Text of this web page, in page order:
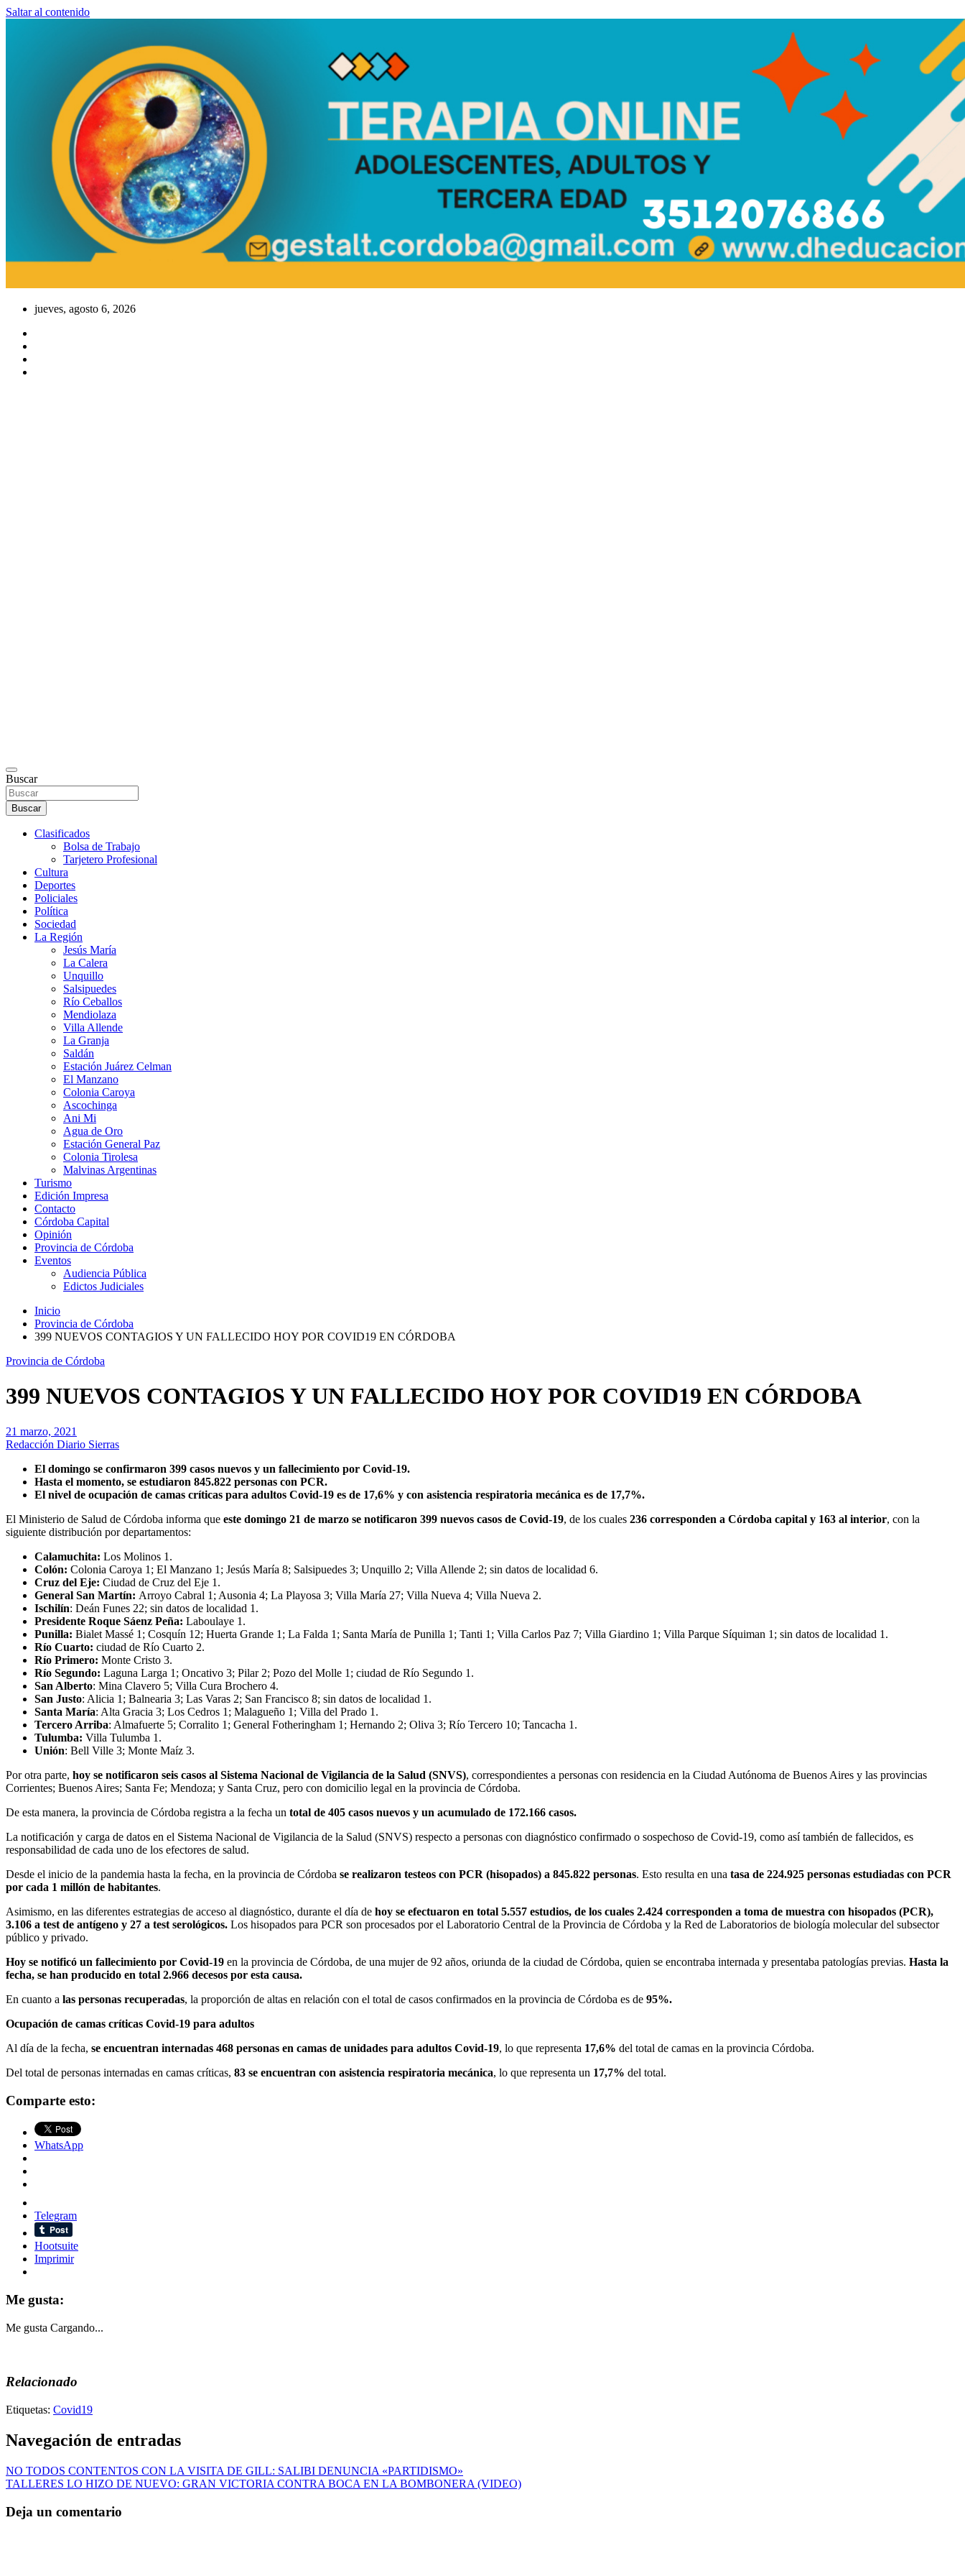
Saltar al contenido
jueves, agosto 6, 2026
Buscar
Buscar
Clasificados
Bolsa de Trabajo
Tarjetero Profesional
Cultura
Deportes
Policiales
Política
Sociedad
La Región
Jesús María
La Calera
Unquillo
Salsipuedes
Río Ceballos
Mendiolaza
Villa Allende
La Granja
Saldán
Estación Juárez Celman
El Manzano
Colonia Caroya
Ascochinga
Ani Mi
Agua de Oro
Estación General Paz
Colonia Tirolesa
Malvinas Argentinas
Turismo
Edición Impresa
Contacto
Córdoba Capital
Opinión
Provincia de Córdoba
Eventos
Audiencia Pública
Edictos Judiciales
Inicio
Provincia de Córdoba
399 NUEVOS CONTAGIOS Y UN FALLECIDO HOY POR COVID19 EN CÓRDOBA
Provincia de Córdoba
399 NUEVOS CONTAGIOS Y UN FALLECIDO HOY POR COVID19 EN CÓRDOBA
21 marzo, 2021
Redacción Diario Sierras
El domingo se confirmaron 399 casos nuevos y un fallecimiento por Covid-19.
Hasta el momento, se estudiaron 845.822 personas con PCR.
El nivel de ocupación de camas críticas para adultos Covid-19 es de 17,6% y con asistencia respiratoria mecánica es de 17,7%.
El Ministerio de Salud de Córdoba informa que este domingo 21 de marzo se notificaron 399 nuevos casos de Covid-19, de los cuales 236 corresponden a Córdoba capital y 163 al interior, con la
siguiente distribución por departamentos:
Calamuchita: Los Molinos 1.
Colón: Colonia Caroya 1; El Manzano 1; Jesús María 8; Salsipuedes 3; Unquillo 2; Villa Allende 2; sin datos de localidad 6.
Cruz del Eje: Ciudad de Cruz del Eje 1.
General San Martín: Arroyo Cabral 1; Ausonia 4; La Playosa 3; Villa María 27; Villa Nueva 4; Villa Nueva 2.
Ischilín: Deán Funes 22; sin datos de localidad 1.
Presidente Roque Sáenz Peña: Laboulaye 1.
Punilla: Bialet Massé 1; Cosquín 12; Huerta Grande 1; La Falda 1; Santa María de Punilla 1; Tanti 1; Villa Carlos Paz 7; Villa Giardino 1; Villa Parque Síquiman 1; sin datos de localidad 1.
Río Cuarto: ciudad de Río Cuarto 2.
Río Primero: Monte Cristo 3.
Río Segundo: Laguna Larga 1; Oncativo 3; Pilar 2; Pozo del Molle 1; ciudad de Río Segundo 1.
San Alberto: Mina Clavero 5; Villa Cura Brochero 4.
San Justo: Alicia 1; Balnearia 3; Las Varas 2; San Francisco 8; sin datos de localidad 1.
Santa María: Alta Gracia 3; Los Cedros 1; Malagueño 1; Villa del Prado 1.
Tercero Arriba: Almafuerte 5; Corralito 1; General Fotheringham 1; Hernando 2; Oliva 3; Río Tercero 10; Tancacha 1.
Tulumba: Villa Tulumba 1.
Unión: Bell Ville 3; Monte Maíz 3.
Por otra parte, hoy se notificaron seis casos al Sistema Nacional de Vigilancia de la Salud (SNVS), correspondientes a personas con residencia en la Ciudad Autónoma de Buenos Aires y las provincias
Corrientes; Buenos Aires; Santa Fe; Mendoza; y Santa Cruz, pero con domicilio legal en la provincia de Córdoba.
De esta manera, la provincia de Córdoba registra a la fecha un total de 405 casos nuevos y un acumulado de 172.166 casos.
La notificación y carga de datos en el Sistema Nacional de Vigilancia de la Salud (SNVS) respecto a personas con diagnóstico confirmado o sospechoso de Covid-19, como así también de fallecidos, es
responsabilidad de cada uno de los efectores de salud.
Desde el inicio de la pandemia hasta la fecha, en la provincia de Córdoba se realizaron testeos con PCR (hisopados) a 845.822 personas. Esto resulta en una tasa de 224.925 personas estudiadas con PCR
por cada 1 millón de habitantes.
Asimismo, en las diferentes estrategias de acceso al diagnóstico, durante el día de hoy se efectuaron en total 5.557 estudios, de los cuales 2.424 corresponden a toma de muestra con hisopados (PCR),
3.106 a test de antígeno y 27 a test serológicos. Los hisopados para PCR son procesados por el Laboratorio Central de la Provincia de Córdoba y la Red de Laboratorios de biología molecular del subsector
público y privado.
Hoy se notificó un fallecimiento por Covid-19 en la provincia de Córdoba, de una mujer de 92 años, oriunda de la ciudad de Córdoba, quien se encontraba internada y presentaba patologías previas. Hasta la
fecha, se han producido en total 2.966 decesos por esta causa.
En cuanto a las personas recuperadas, la proporción de altas en relación con el total de casos confirmados en la provincia de Córdoba es de 95%.
Ocupación de camas críticas Covid-19 para adultos
Al día de la fecha, se encuentran internadas 468 personas en camas de unidades para adultos Covid-19, lo que representa 17,6% del total de camas en la provincia Córdoba.
Del total de personas internadas en camas críticas, 83 se encuentran con asistencia respiratoria mecánica, lo que representa un 17,7% del total.
Comparte esto:
WhatsApp
Telegram
Hootsuite
Imprimir
Me gusta:
Me gusta Cargando...
Relacionado
Etiquetas: Covid19
Navegación de entradas
NO TODOS CONTENTOS CON LA VISITA DE GILL: SALIBI DENUNCIA «PARTIDISMO»
TALLERES LO HIZO DE NUEVO: GRAN VICTORIA CONTRA BOCA EN LA BOMBONERA (VIDEO)
Deja un comentario